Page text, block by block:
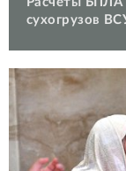
сухогрузов